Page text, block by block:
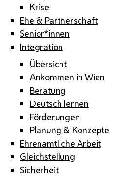
Krise
Ehe & Partnerschaft
Senior*innen
Integration
Übersicht
Ankommen in Wien
Beratung
Deutsch lernen
Förderungen
Planung & Konzepte
Ehrenamtliche Arbeit
Gleichstellung
Sicherheit